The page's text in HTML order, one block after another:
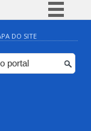
BR
DO SITE